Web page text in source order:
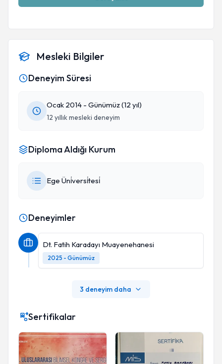
Mesleki Bilgiler
Deneyim Süresi
Ocak 2014 - Günümüz (12 yıl)
12 yıllık mesleki deneyim
Diploma Aldığı Kurum
Ege Üni̇versi̇tesi̇
Deneyimler
Dt. Fatih Karadayı Muayenehanesi
2025 - Günümüz
3 deneyim daha
Sertifikalar